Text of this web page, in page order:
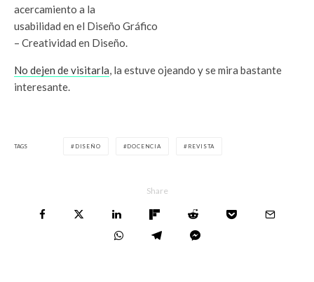
acercamiento a la
usabilidad en el Diseño Gráfico
– Creatividad en Diseño.
No dejen de visitarla, la estuve ojeando y se mira bastante
interesante.
TAGS DISEÑO DOCENCIA REVISTA
Share